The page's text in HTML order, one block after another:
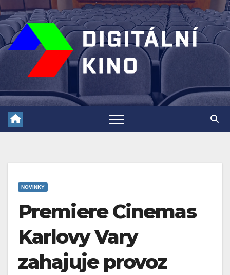
Skip
to
content
NOVINKY
Premiere Cinemas
Karlovy Vary
zahajuje provoz